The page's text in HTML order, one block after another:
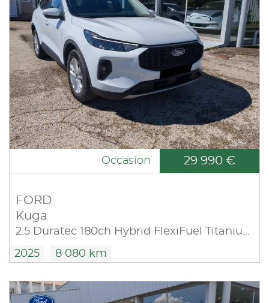
Occasion 29 990 €
FORD
Kuga
2.5 Duratec 180ch Hybrid FlexiFuel Titanium Business Powershift
2025 8 080 km